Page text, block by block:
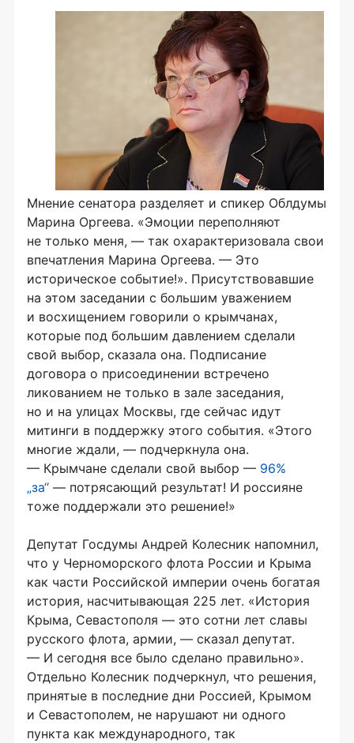
Мнение сенатора разделяет и спикер Облдумы
Марина Оргеева. «Эмоции переполняют
не только меня, — так охарактеризовала свои
впечатления Марина Оргеева. — Это
историческое событие!». Присутствовавшие
на этом заседании с большим уважением
и восхищением говорили о крымчанах,
которые под большим давлением сделали
свой выбор, сказала она. Подписание
договора о присоединении встречено
ликованием не только в зале заседания,
но и на улицах Москвы, где сейчас идут
митинги в поддержку этого события. «Этого
многие ждали, — подчеркнула она.
— Крымчане сделали свой выбор — 96%
„за“ — потрясающий результат! И россияне
тоже поддержали это решение!»
Депутат Госдумы Андрей Колесник напомнил,
что у Черноморского флота России и Крыма
как части Российской империи очень богатая
история, насчитывающая 225 лет. «История
Крыма, Севастополя — это сотни лет славы
русского флота, армии, — сказал депутат.
— И сегодня все было сделано правильно».
Отдельно Колесник подчеркнул, что решения,
принятые в последние дни Россией, Крымом
и Севастополем, не нарушают ни одного
пункта как международного, так